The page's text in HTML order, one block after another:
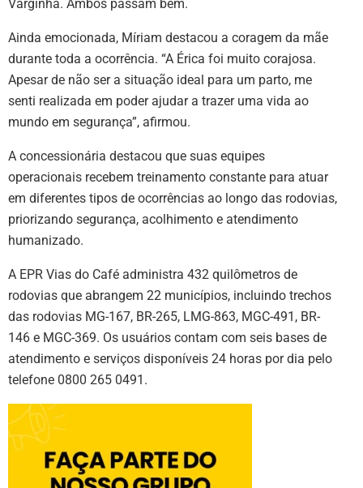
Varginha. Ambos passam bem.
Ainda emocionada, Míriam destacou a coragem da mãe
durante toda a ocorrência. “A Érica foi muito corajosa.
Apesar de não ser a situação ideal para um parto, me
senti realizada em poder ajudar a trazer uma vida ao
mundo em segurança”, afirmou.
A concessionária destacou que suas equipes
operacionais recebem treinamento constante para atuar
em diferentes tipos de ocorrências ao longo das rodovias,
priorizando segurança, acolhimento e atendimento
humanizado.
A EPR Vias do Café administra 432 quilômetros de
rodovias que abrangem 22 municípios, incluindo trechos
das rodovias MG-167, BR-265, LMG-863, MGC-491, BR-
146 e MGC-369. Os usuários contam com seis bases de
atendimento e serviços disponíveis 24 horas por dia pelo
telefone 0800 265 0491.